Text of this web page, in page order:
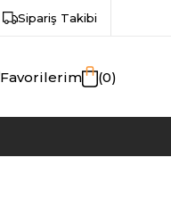
Sipariş Takibi
Favorilerim 0